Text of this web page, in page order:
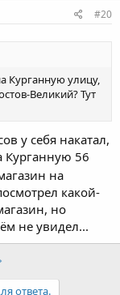
#20
Курганную улицу,
Великий? Тут
у себя накатал,
Курганную 56
на
какой-
но
не увидел...
Last
ответа.